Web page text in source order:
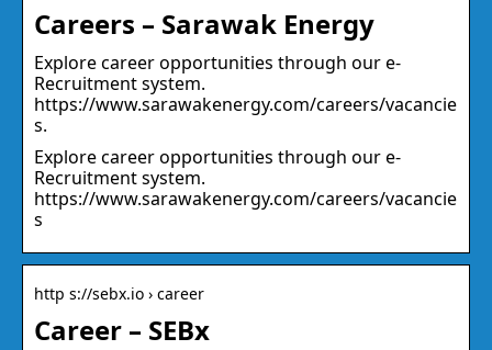
Careers – Sarawak Energy
Explore career opportunities through our e-
Recruitment system.
https://www.sarawakenergy.com/careers/vacancie
s.
Explore career opportunities through our e-
Recruitment system.
https://www.sarawakenergy.com/careers/vacancie
s
http s://sebx.io › career
Career – SEBx